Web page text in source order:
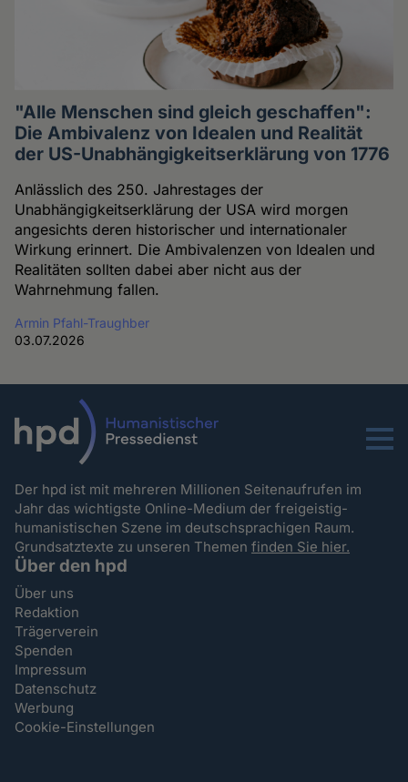
"Alle Menschen sind gleich geschaffen":
Die Ambivalenz von Idealen und Realität
der US-Unabhängigkeitserklärung von 1776
Anlässlich des 250. Jahrestages der
Unabhängigkeitserklärung der USA wird morgen
angesichts deren historischer und internationaler
Wirkung erinnert. Die Ambivalenzen von Idealen und
Realitäten sollten dabei aber nicht aus der
Wahrnehmung fallen.
Armin Pfahl-Traughber
03.07.2026
Menu
Der hpd ist mit mehreren Millionen Seitenaufrufen im
Jahr das wichtigste Online-Medium der freigeistig-
humanistischen Szene im deutschsprachigen Raum.
Grundsatztexte zu unseren Themenfinden Sie hier.
Über den hpd
Über uns
Redaktion
Trägerverein
Spenden
Impressum
Datenschutz
Werbung
Cookie-Einstellungen